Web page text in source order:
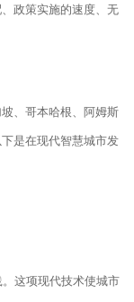
政策实施的速度、无
、哥本哈根、阿姆斯
是在现代智慧城市发
这项现代技术使城市